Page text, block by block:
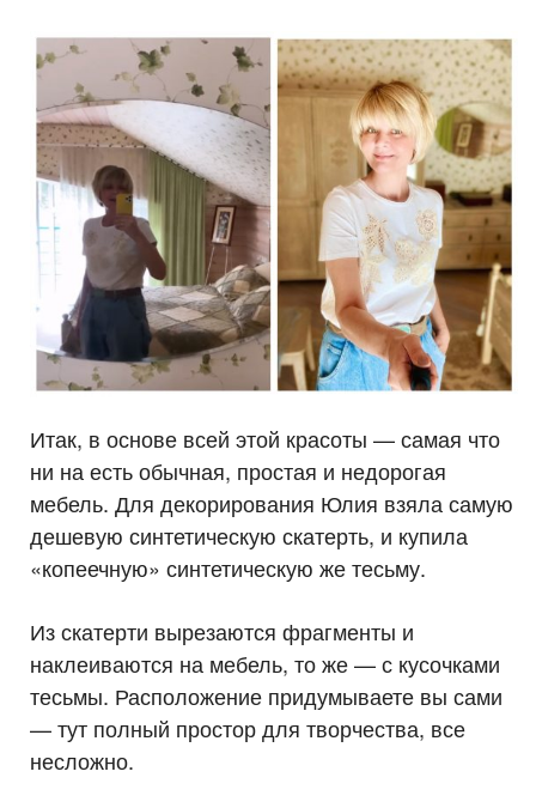
Итак, в основе всей этой красоты — самая что
ни на есть обычная, простая и недорогая
мебель. Для декорирования Юлия взяла самую
дешевую синтетическую скатерть, и купила
«копеечную» синтетическую же тесьму.
Из скатерти вырезаются фрагменты и
наклеиваются на мебель, то же — с кусочками
тесьмы. Расположение придумываете вы сами
— тут полный простор для творчества, все
несложно.